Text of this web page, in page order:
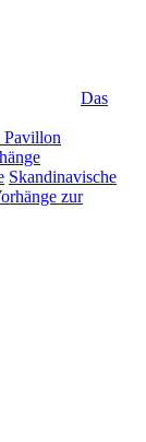
Das
Pavillon
Skandinavische
zur